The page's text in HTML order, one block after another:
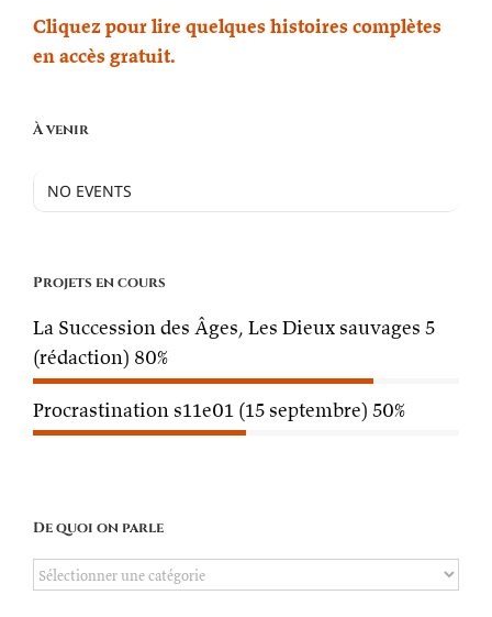
Cliquez pour lire quelques histoires complètes
en accès gratuit.
À venir
NO EVENTS
Projets en cours
La Succession des Âges, Les Dieux sauvages 5
(rédaction) 80%
Procrastination s11e01 (15 septembre) 50%
De quoi on parle
De